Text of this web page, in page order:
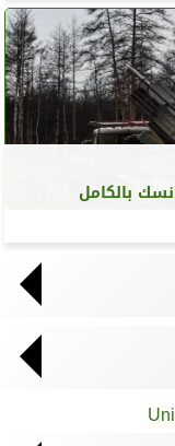
بالكامل